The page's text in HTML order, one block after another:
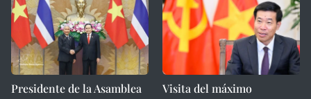
Presidente de la Asamblea
Visita del máximo